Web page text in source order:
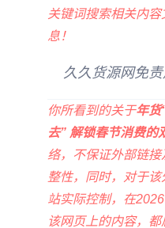
关键词搜索相关内
息！
久久货源网免
你所看到的关于年货
去” 解锁春节消费的
络，不保证外部链
整性，同时，对于
站实际控制，在
该网页上的内容，